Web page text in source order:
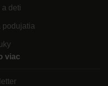
a deti
podujatia
viac